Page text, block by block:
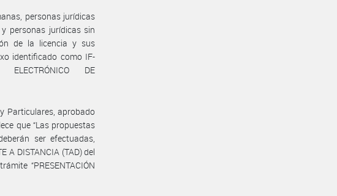
personas jurídicas
personas jurídicas sin
de la licencia y sus
identificado como IF-
ELECTRÓNICO DE
Particulares, aprobado
que “Las propuestas
ser efectuadas,
DISTANCIA (TAD) del
“PRESENTACIÓN